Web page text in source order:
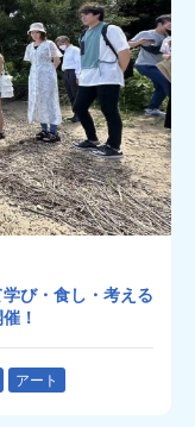
び・食し・考える
！
アート